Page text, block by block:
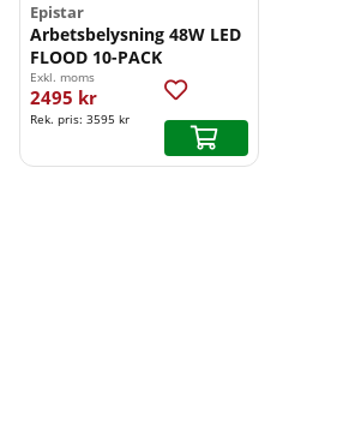
Epistar
Arbetsbelysning 48W LED
FLOOD 10-PACK
Exkl. moms
2495 kr
Rek. pris: 3595 kr